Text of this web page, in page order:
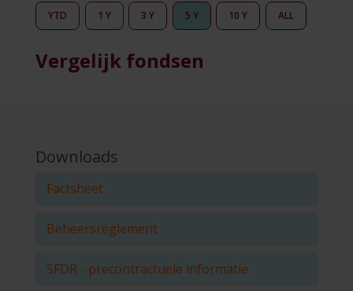
YTD 1 Y 3 Y 5 Y 10 Y ALL
Vergelijk fondsen
Downloads
Factsheet
Beheersreglement
SFDR - precontractuele informatie